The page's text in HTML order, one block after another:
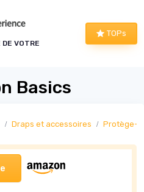
VOTRE
TOPs
Basics
Draps et accessoires Protège-